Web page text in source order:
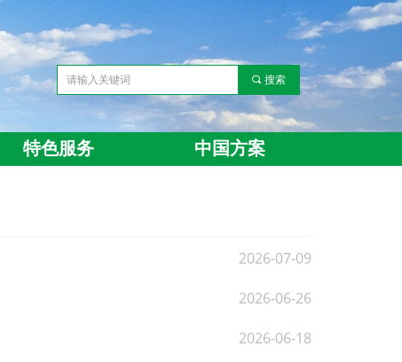
끠 搜索
特色服务 中国方案
2026-07-09
2026-06-26
2026-06-18